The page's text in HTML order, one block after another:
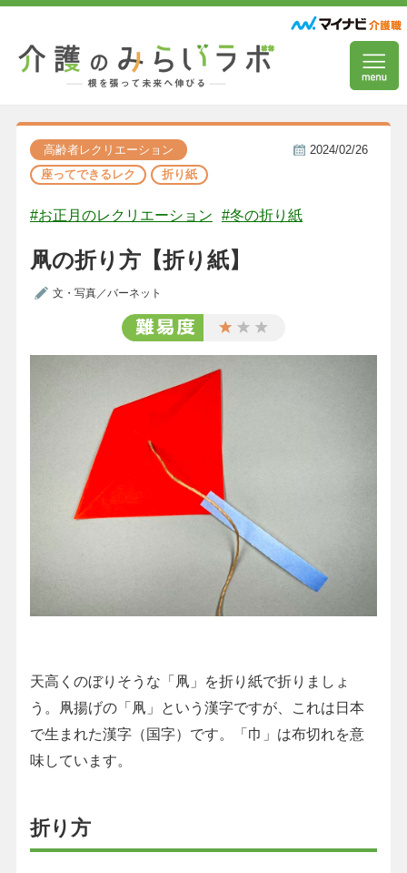
高齢者レクリエーション
座ってできるレク
折り紙
2024/02/26
#お正月のレクリエーション #冬の折り紙
凧の折り方【折り紙】
文・写真／バーネット
天高くのぼりそうな「凧」を折り紙で折りましょ
う。凧揚げの「凧」という漢字ですが、これは日本
で生まれた漢字（国字）です。「巾」は布切れを意
味しています。
折り方